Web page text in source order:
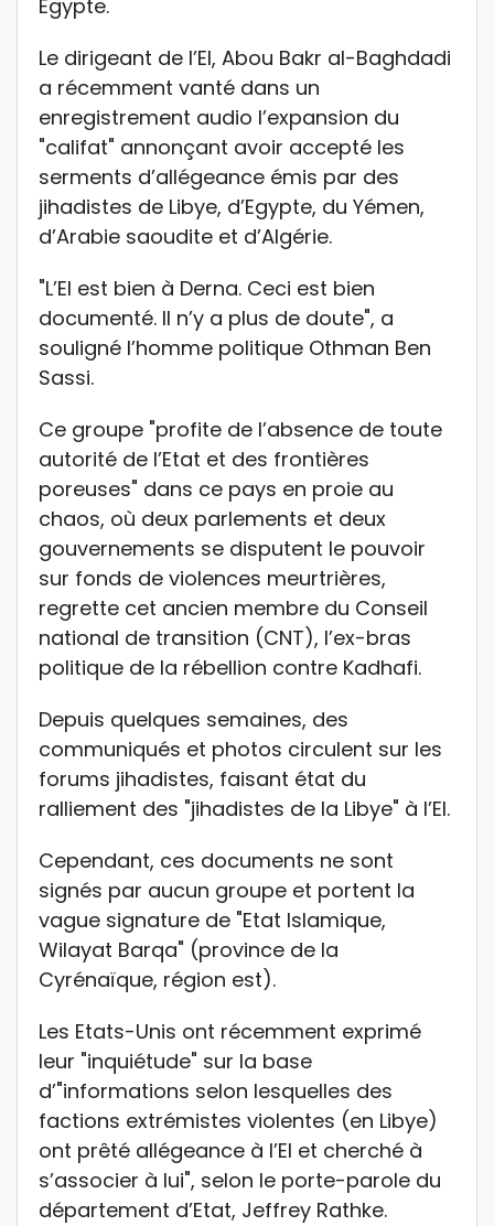
Egypte.
Le dirigeant de l’EI, Abou Bakr al-Baghdadi
a récemment vanté dans un
enregistrement audio l’expansion du
"califat" annonçant avoir accepté les
serments d’allégeance émis par des
jihadistes de Libye, d’Egypte, du Yémen,
d’Arabie saoudite et d’Algérie.
"L’EI est bien à Derna. Ceci est bien
documenté. Il n’y a plus de doute", a
souligné l’homme politique Othman Ben
Sassi.
Ce groupe "profite de l’absence de toute
autorité de l’Etat et des frontières
poreuses" dans ce pays en proie au
chaos, où deux parlements et deux
gouvernements se disputent le pouvoir
sur fonds de violences meurtrières,
regrette cet ancien membre du Conseil
national de transition (CNT), l’ex-bras
politique de la rébellion contre Kadhafi.
Depuis quelques semaines, des
communiqués et photos circulent sur les
forums jihadistes, faisant état du
ralliement des "jihadistes de la Libye" à l’EI.
Cependant, ces documents ne sont
signés par aucun groupe et portent la
vague signature de "Etat Islamique,
Wilayat Barqa" (province de la
Cyrénaïque, région est).
Les Etats-Unis ont récemment exprimé
leur "inquiétude" sur la base
d’"informations selon lesquelles des
factions extrémistes violentes (en Libye)
ont prêté allégeance à l’EI et cherché à
s’associer à lui", selon le porte-parole du
département d’Etat, Jeffrey Rathke.